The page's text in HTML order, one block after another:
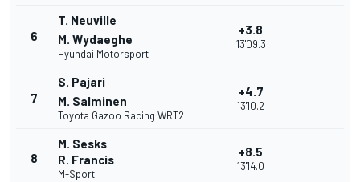
6
T. Neuville
M. Wydaeghe
Hyundai Motorsport
+3.8
13'09.3
7
S. Pajari
M. Salminen
Toyota Gazoo Racing WRT2
+4.7
13'10.2
8
M. Sesks
R. Francis
M-Sport
+8.5
13'14.0